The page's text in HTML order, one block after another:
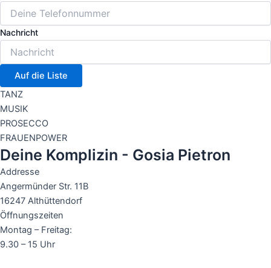
Nachricht
Auf die Liste
TANZ
MUSIK
PROSECCO
FRAUENPOWER
Deine Komplizin - Gosia Pietron
Addresse
Angermünder Str. 11B
16247 Althüttendorf
Öffnungszeiten
Montag – Freitag:
9.30 – 15 Uhr